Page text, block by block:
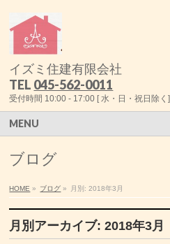
イズミ住建有限会社
TEL 045-562-0011
受付時間 10:00 - 17:00 [ 水・日・祝日除く]
MENU
ブログ
HOME » ブログ » 月別: 2018年3月
月別アーカイブ: 2018年3月